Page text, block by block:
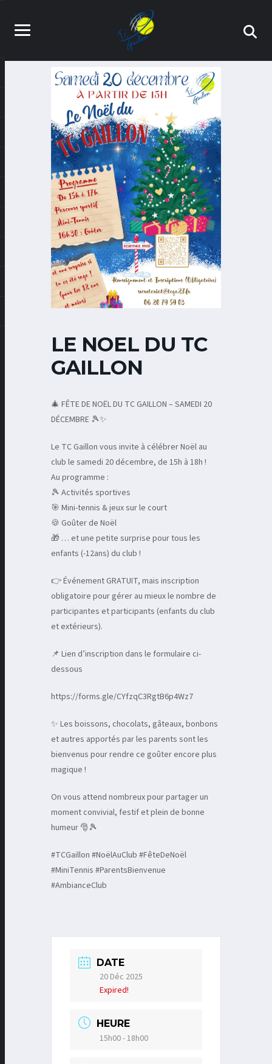
LE NOEL DU TC
GAILLON
🎄 FÊTE DE NOËL DU TC GAILLON – SAMEDI 20
DÉCEMBRE 🎾✨
Le TC Gaillon vous invite à célébrer Noël au
club le samedi 20 décembre, de 15h à 18h !
Au programme :
🎾 Activités sportives
🎯 Mini-tennis & jeux sur le court
🍪 Goûter de Noël
🎁 … et une petite surprise pour tous les
enfants (-12ans) du club !
👉 Événement GRATUIT, mais inscription
obligatoire pour gérer au mieux le nombre de
participantes et participants (enfants du club
et extérieurs).
📌 Lien d’inscription dans le formulaire ci-
dessous
https://forms.gle/CYfzqC3RgtB6p4Wz7
✨ Les boissons, chocolats, gâteaux, bonbons
et autres apportés par les parents sont les
bienvenus pour rendre ce goûter encore plus
magique !
On vous attend nombreux pour partager un
moment convivial, festif et plein de bonne
humeur 🎅🎾
#TCGaillon #NoëlAuClub #FêteDeNoël
#MiniTennis #ParentsBienvenue
#AmbianceClub
DATE
20 Déc 2025
Expired!
HEURE
15h00 - 18h00